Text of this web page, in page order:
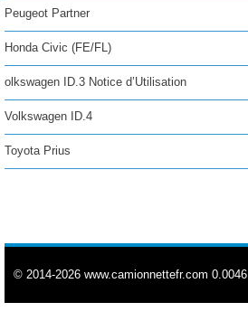
Peugeot Partner
Honda Civic (FE/FL)
olkswagen ID.3 Notice d’Utilisation
Volkswagen ID.4
Toyota Prius
© 2014-2026 www.camionnettefr.com 0.0046